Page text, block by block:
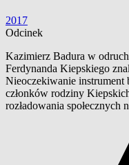
2017
Odcinek
Kazimierz Badura w
Ferdynanda Kiepskiego
Nieoczekiwanie instrument
członków rodziny
rozładowania społecznych